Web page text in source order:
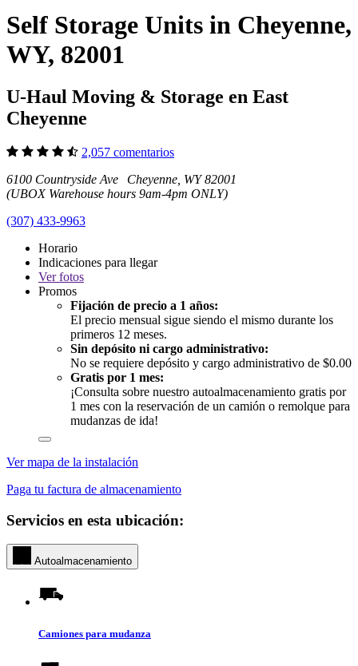
Self Storage Units in Cheyenne,
WY, 82001
U-Haul Moving & Storage en East
Cheyenne
2,057 comentarios
6100 Countryside Ave Cheyenne, WY 82001
(UBOX Warehouse hours 9am-4pm ONLY)
(307) 433-9963
Horario
Indicaciones para llegar
Verfotos
Promos
Fijación de precio a 1 años:
El precio mensual sigue siendo el mismo durante los
primeros 12 meses.
Sin depósito ni cargo administrativo:
No se requiere depósito y cargo administrativo de $0.00
Gratis por 1 mes:
¡Consulta sobre nuestro autoalmacenamiento gratis por
1 mes con la reservación de un camión o remolque para
mudanzas de ida!
Ver mapa de la instalación
Paga tu factura de almacenamiento
Servicios en esta ubicación:
Autoalmacenamiento
Camiones para mudanza